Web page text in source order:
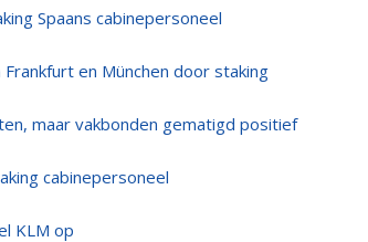
Spaans cabinepersoneel
en München door staking
maar vakbonden gematigd positief
cabinepersoneel
KLM op